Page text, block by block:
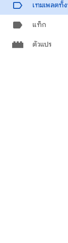
เทมเพลตทั้
แท็ก
ตัวแปร